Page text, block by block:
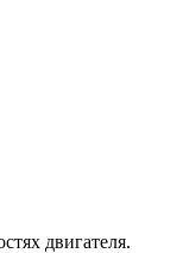
двигателя.